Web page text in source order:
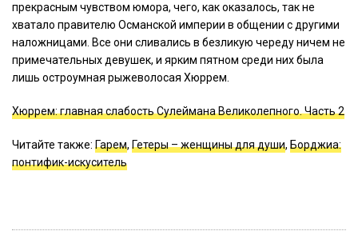
прекрасным чувством юмора, чего, как оказалось, так не
хватало правителю Османской империи в общении с другими
наложницами. Все они сливались в безликую череду ничем не
примечательных девушек, и ярким пятном среди них была
лишь остроумная рыжеволосая Хюррем.
Хюррем: главная слабость Сулеймана Великолепного. Часть 2
Читайте также: Гарем, Гетеры – женщины для души, Борджиа:
понтифик-искуситель